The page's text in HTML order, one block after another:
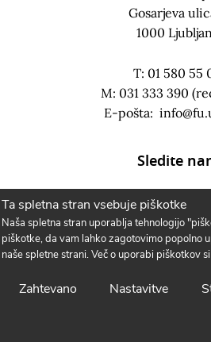
Ta spletna stran vsebuje piškotke
Naša spletna stran uporablja tehnologijo
piškotke, da vam lahko zagotovimo popolno
naše spletne strani. Več o uporabi piškotkov
Zahtevano Nastavitve
Gosarjeva
1000
T: 01 580 55
M: 031 333 390
E-pošta:
Sledite